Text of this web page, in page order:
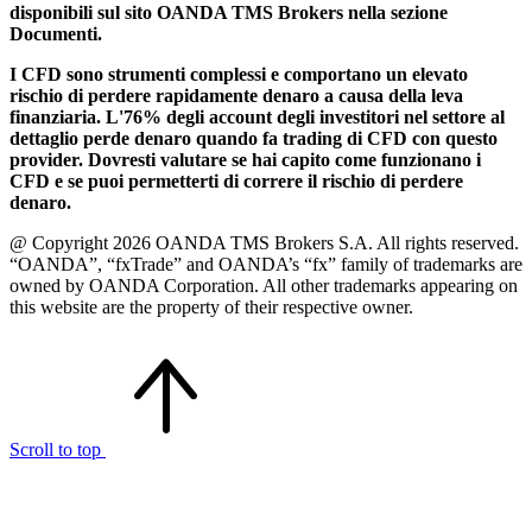
disponibili sul sito OANDA TMS Brokers nella sezione
Documenti.
I CFD sono strumenti complessi e comportano un elevato
rischio di perdere rapidamente denaro a causa della leva
finanziaria. L'76% degli account degli investitori nel settore al
dettaglio perde denaro quando fa trading di CFD con questo
provider. Dovresti valutare se hai capito come funzionano i
CFD e se puoi permetterti di correre il rischio di perdere
denaro.
@ Copyright 2026 OANDA TMS Brokers S.A. All rights reserved.
“OANDA”, “fxTrade” and OANDA’s “fx” family of trademarks are
owned by OANDA Corporation. All other trademarks appearing on
this website are the property of their respective owner.
Scroll to top